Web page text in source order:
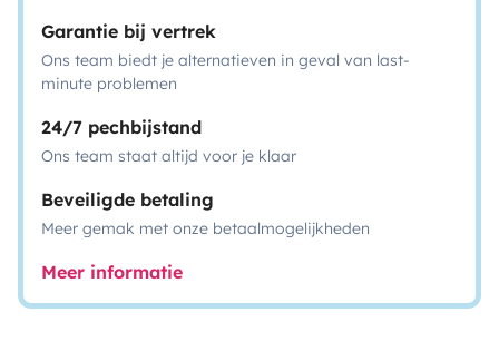
Garantie bij vertrek
Ons team biedt je alternatieven in geval van last-
minute problemen
24/7 pechbijstand
Ons team staat altijd voor je klaar
Beveiligde betaling
Meer gemak met onze betaalmogelijkheden
Meer informatie